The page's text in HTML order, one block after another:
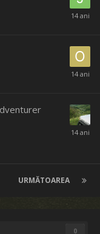
URMĂTOAREA
0